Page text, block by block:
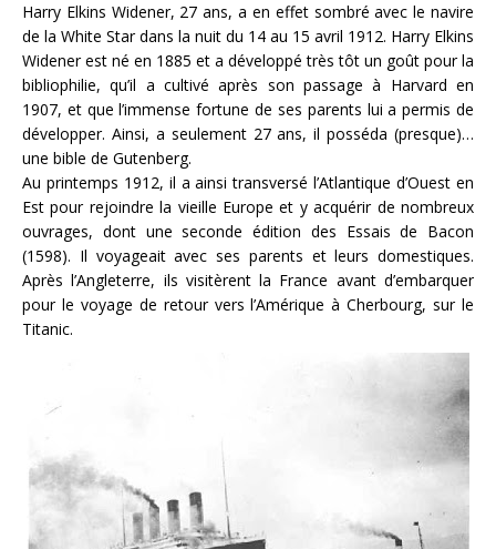
Harry Elkins Widener, 27 ans, a en effet sombré avec le navire
de la White Star dans la nuit du 14 au 15 avril 1912. Harry Elkins
Widener est né en 1885 et a développé très tôt un goût pour la
bibliophilie, qu’il a cultivé après son passage à Harvard en
1907, et que l’immense fortune de ses parents lui a permis de
développer. Ainsi, a seulement 27 ans, il posséda (presque)…
une bible de Gutenberg.
Au printemps 1912, il a ainsi transversé l’Atlantique d’Ouest en
Est pour rejoindre la vieille Europe et y acquérir de nombreux
ouvrages, dont une seconde édition des Essais de Bacon
(1598). Il voyageait avec ses parents et leurs domestiques.
Après l’Angleterre, ils visitèrent la France avant d’embarquer
pour le voyage de retour vers l’Amérique à Cherbourg, sur le
Titanic.